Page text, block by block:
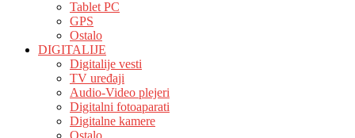
Tablet PC
GPS
Ostalo
DIGITALIJE
Digitalije vesti
TV uređaji
Audio-Video plejeri
Digitalni fotoaparati
Digitalne kamere
Ostalo